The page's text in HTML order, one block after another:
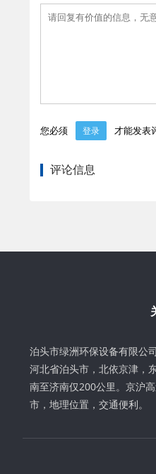
您必须 登录 才能发表
评论信息
泊头市绿洲环保设备有限公
河北省泊头市，北依京津，
南至济南仅200公里。京沪
市，地理位置，交通便利。